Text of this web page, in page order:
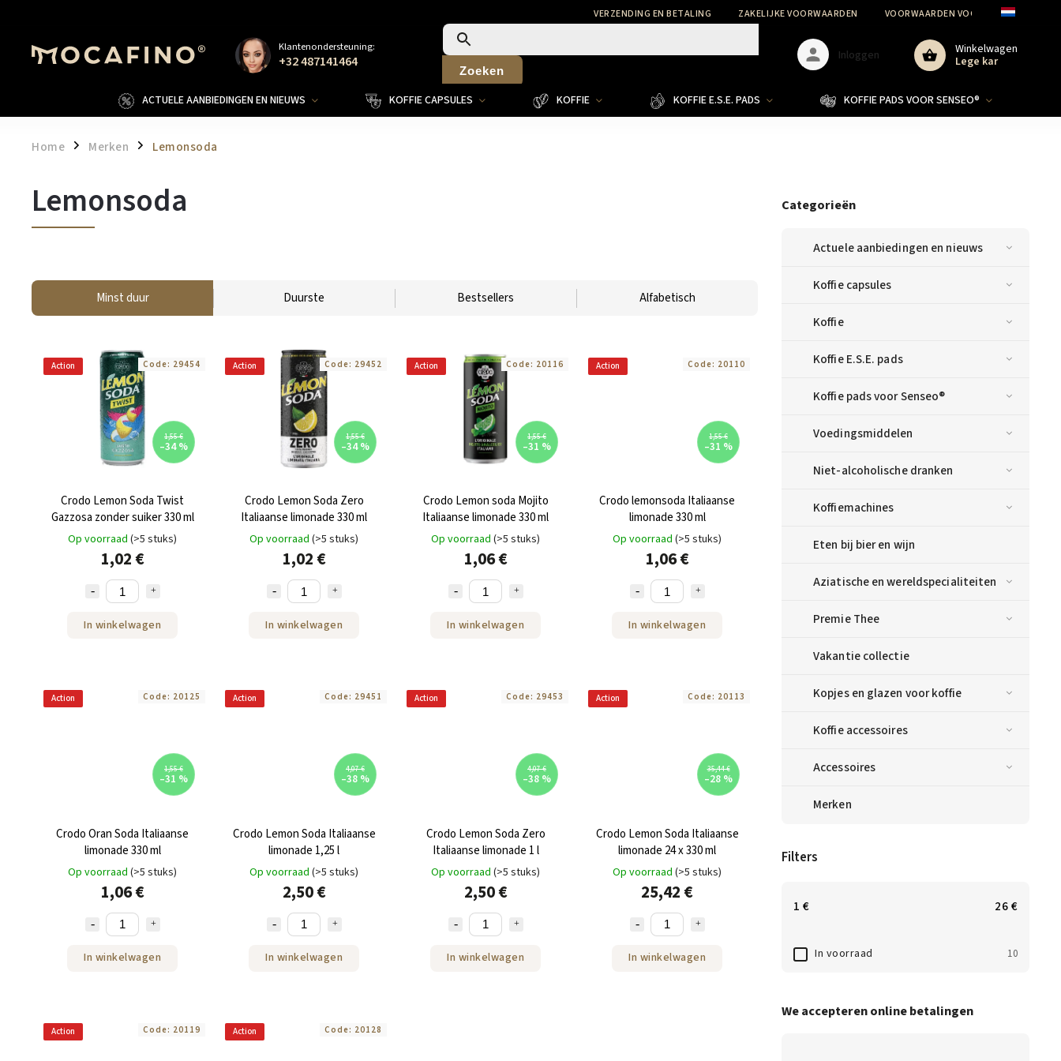
VERZENDING EN BETALING ZAKELIJKE VOORWAARDEN VOORWAARDEN VOOR DE
Klantenondersteuning:
+32 487141464 Zoeken
Winkelwagen
Lege kar
Inloggen
ACTUELE AANBIEDINGEN EN NIEUWS KOFFIE CAPSULES KOFFIE KOFFIE E.S.E. PADS KOFFIE PADS VOOR SENSEO®
Home / Merken / Lemonsoda
Categorieën
Actuele aanbiedingen en nieuws
Koffie capsules
Koffie
Koffie E.S.E. pads
Koffie pads voor Senseo®
Voedingsmiddelen
Niet-alcoholische dranken
Koffiemachines
Eten bij bier en wijn
Aziatische en wereldspecialiteiten
Premie Thee
Vakantie collectie
Kopjes en glazen voor koffie
Koffie accessoires
Accessoires
Merken
Filters
1 € 26€
In voorraad 10
We accepteren online betalingen
Lemonsoda
Minst duur Duurste Bestsellers Alfabetisch
Action
1,55 €
–34 %
Crodo Lemon Soda Twist
Gazzosa zonder suiker 330 ml
Op voorraad (>5 stuks)
1,02 €
In winkelwagen
Code: 29454 Action
1,55 €
–34 %
Crodo Lemon Soda Zero
Italiaanse limonade 330 ml
Op voorraad (>5 stuks)
1,02 €
In winkelwagen
Code: 29452 Action
1,55 €
–31 %
Crodo Lemon soda Mojito
Italiaanse limonade 330 ml
Op voorraad (>5 stuks)
1,06 €
In winkelwagen
Code: 20116 Action
1,55 €
–31 %
Crodo lemonsoda Italiaanse
limonade 330 ml
Op voorraad (>5 stuks)
1,06 €
In winkelwagen
Code: 20110
Action
1,55 €
–31 %
Crodo Oran Soda Italiaanse
limonade 330 ml
Op voorraad (>5 stuks)
1,06 €
In winkelwagen
Code: 20125 Action
4,07 €
–38 %
Crodo Lemon Soda Italiaanse
limonade 1,25 l
Op voorraad (>5 stuks)
2,50 €
In winkelwagen
Code: 29451 Action
4,07 €
–38 %
Crodo Lemon Soda Zero
Italiaanse limonade 1 l
Op voorraad (>5 stuks)
2,50 €
In winkelwagen
Code: 29453 Action
35,44 €
–28 %
Crodo Lemon Soda Italiaanse
limonade 24 x 330 ml
Op voorraad (>5 stuks)
25,42 €
In winkelwagen
Code: 20113
Action Code: 20119 Action Code: 20128